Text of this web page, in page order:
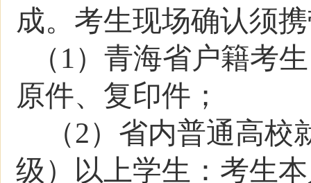
成。考生现场确认须
（1）青海省户籍考
原件、复印件；
（2）省内普通高
级）以上学生：考生